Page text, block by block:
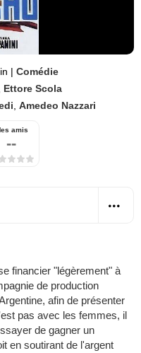
| Comédie
Ettore Scola
Amedeo Nazzari
amis
--
financier "légèrement" à
de production
afin de présenter
pas avec les femmes, il
de gagner un
en soutirant de l'argent